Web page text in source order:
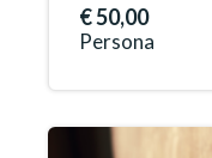
€ 50,00
Persona